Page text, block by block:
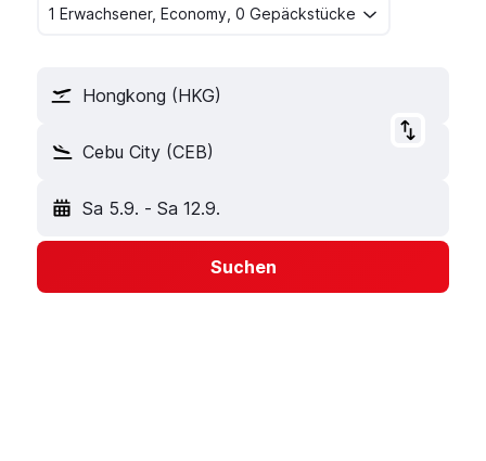
1 Erwachsener, Economy, 0 Gepäckstücke
Hongkong (HKG)
Cebu City (CEB)
Sa 5.9. - Sa 12.9.
Suchen